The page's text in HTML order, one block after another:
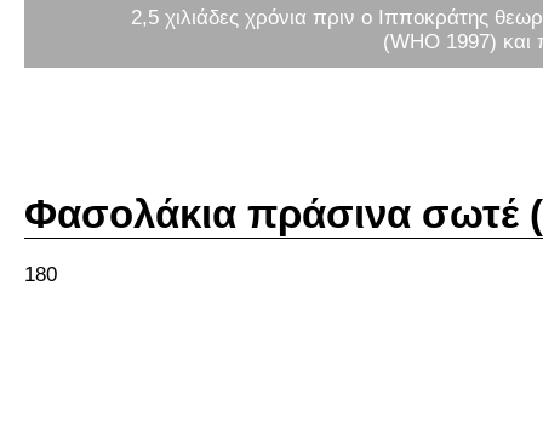
2,5 χιλιάδες χρόνια πριν ο Ιπποκράτης
(WHO 1997) και
Φασολάκια πράσινα σωτέ
180